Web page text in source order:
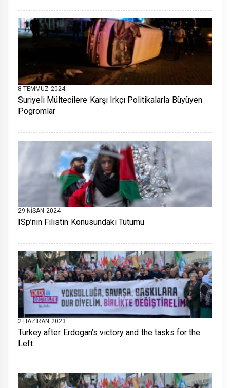
8 TEMMUZ 2024
Suriyeli Mültecilere Karşı Irkçı Politikalarla Büyüyen
Pogromlar
29 NISAN 2024
ISp’nin Filistin Konusundaki Tutumu
2 HAZIRAN 2023
Turkey after Erdogan’s victory and the tasks for the
Left